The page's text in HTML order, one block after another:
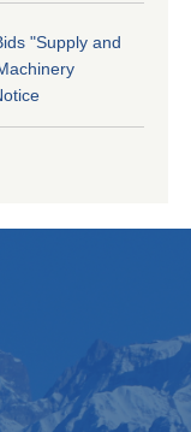
"Supply and